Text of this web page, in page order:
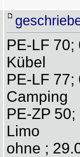
PE-LF
Kübel
PE-LF
Camping
PE-ZP
Limo
ohne ;